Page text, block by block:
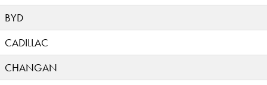
BYD
CADILLAC
CHANGAN